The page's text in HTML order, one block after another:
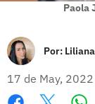
Paola
Por:
17 de May, 2022